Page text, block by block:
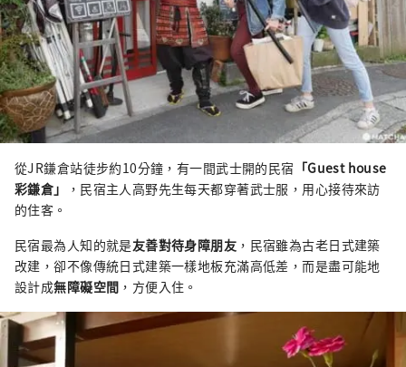
從JR鎌倉站徒步約10分鐘，有一間武士開的民宿 「Guest house
彩鎌倉」
，民宿主人高野先生每天都穿著武士服，用心接待來訪
的住客。
民宿最為人知的就是友善對待身障朋友 ，民宿雖為古老日式建築
改建，卻不像傳統日式建築一樣地板充滿高低差，而是盡可能地
設計成無障礙空間 ，方便入住。